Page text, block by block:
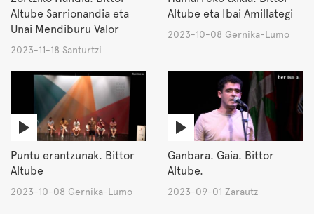
Altube Sarrionandia eta
Unai Mendiburu Valor
2023-11-18 Santurtzi
Altube eta Ibai Amillategi
2023-10-08 Gernika-Lumo
Puntu erantzunak. Bittor
Altube
2023-10-08 Gernika-Lumo
Ganbara. Gaia. Bittor
Altube.
2023-09-01 Zarautz